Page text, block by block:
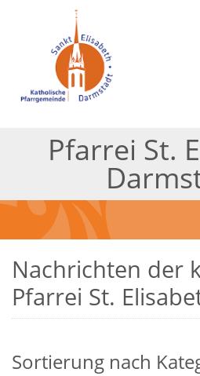
Pfarrei St.
Nachrichten der
Pfarrei St.
Sortierung nach